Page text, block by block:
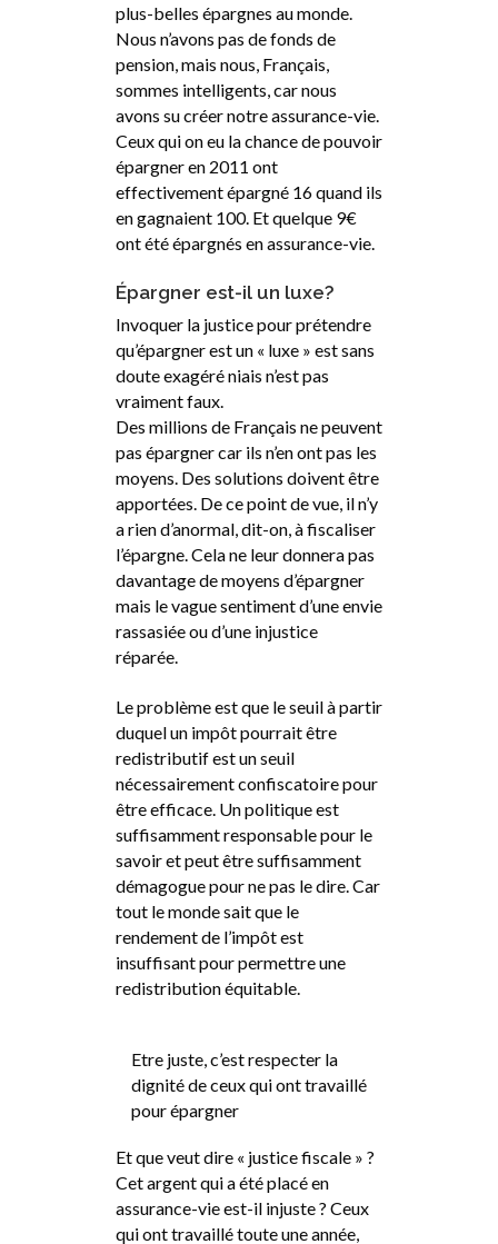
plus-belles épargnes au monde.
Nous n’avons pas de fonds de
pension, mais nous, Français,
sommes intelligents, car nous
avons su créer notre assurance-vie.
Ceux qui on eu la chance de pouvoir
épargner en 2011 ont
effectivement épargné 16 quand ils
en gagnaient 100. Et quelque 9€
ont été épargnés en assurance-vie.
Épargner est-il un luxe?
Invoquer la justice pour prétendre
qu’épargner est un « luxe » est sans
doute exagéré niais n’est pas
vraiment faux.
Des millions de Français ne peuvent
pas épargner car ils n’en ont pas les
moyens. Des solutions doivent être
apportées. De ce point de vue, il n’y
a rien d’anormal, dit-on, à fiscaliser
l’épargne. Cela ne leur donnera pas
davantage de moyens d’épargner
mais le vague sentiment d’une envie
rassasiée ou d’une injustice
réparée.
Le problème est que le seuil à partir
duquel un impôt pourrait être
redistributif est un seuil
nécessairement confiscatoire pour
être efficace. Un politique est
suffisamment responsable pour le
savoir et peut être suffisamment
démagogue pour ne pas le dire. Car
tout le monde sait que le
rendement de l’impôt est
insuffisant pour permettre une
redistribution équitable.
Etre juste, c’est respecter la
dignité de ceux qui ont travaillé
pour épargner
Et que veut dire « justice fiscale » ?
Cet argent qui a été placé en
assurance-vie est-il injuste ? Ceux
qui ont travaillé toute une année,